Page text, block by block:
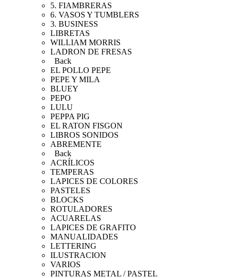
5. FIAMBRERAS
6. VASOS Y TUMBLERS
3. BUSINESS
LIBRETAS
WILLIAM MORRIS
LADRON DE FRESAS
Back
EL POLLO PEPE
PEPE Y MILA
BLUEY
PEPO
LULU
PEPPA PIG
EL RATON FISGON
LIBROS SONIDOS
ABREMENTE
Back
ACRÍLICOS
TEMPERAS
LAPICES DE COLORES
PASTELES
BLOCKS
ROTULADORES
ACUARELAS
LAPICES DE GRAFITO
MANUALIDADES
LETTERING
ILUSTRACION
VARIOS
PINTURAS METAL / PASTEL